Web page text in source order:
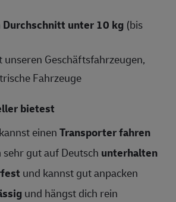
Durchschnitt unter 10 kg (bis
unseren Geschäftsfahrzeugen,
Fahrzeuge
bietest
einenTransporter fahren
gut auf Deutsch unterhalten
und kannst gut anpacken
und hängst dich rein